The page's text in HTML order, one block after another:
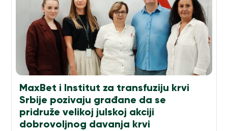
MaxBet i Institut za transfuziju krvi
Srbije pozivaju građane da se
pridruže velikoj julskoj akciji
dobrovoljnog davanja krvi